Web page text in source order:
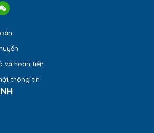
hơi và không bị rò rỉ nước ra bên ngoài
và hoàn tiền
thông tin